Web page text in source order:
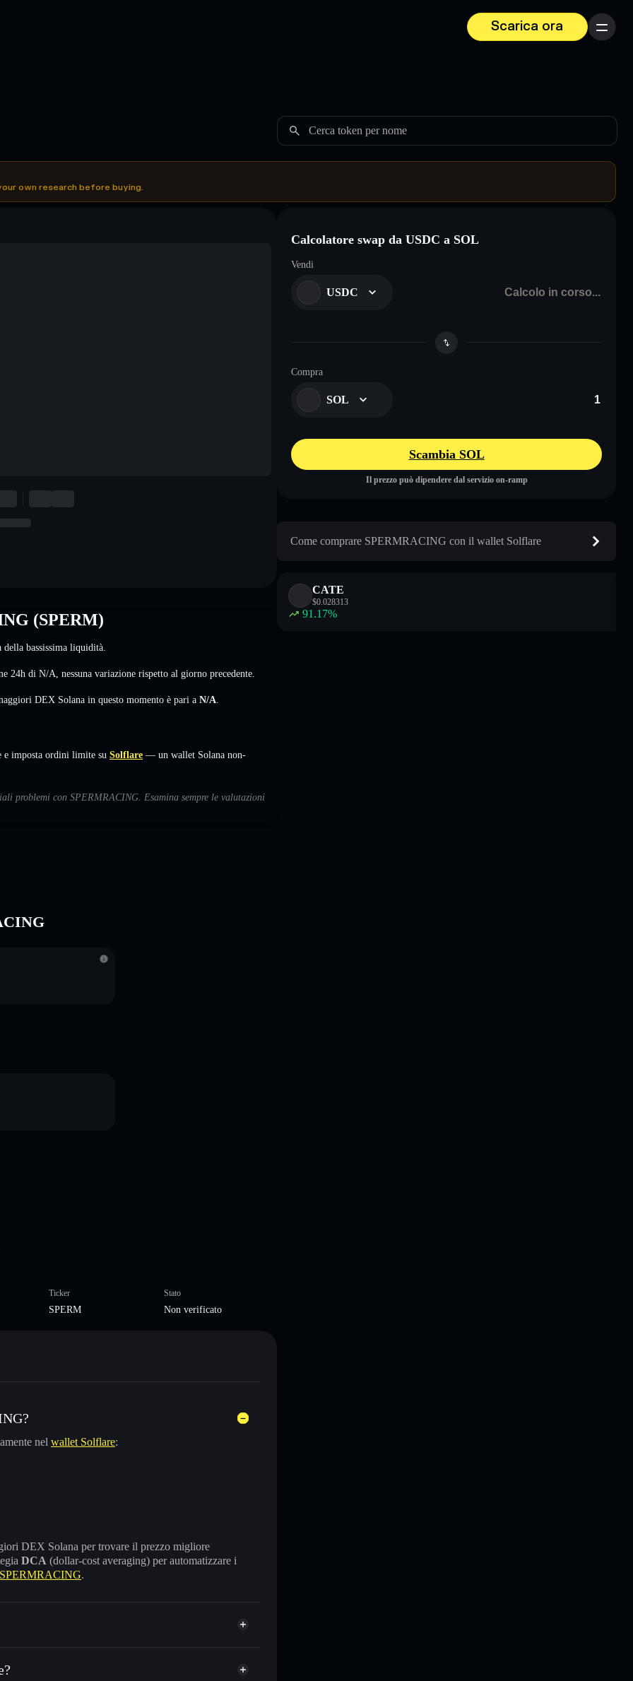
Scarica ora
Menu
Cerca token per nome
own research before buying.
(SPERM)
bassissima liquidità.
24h di N/A nessuna variazione rispetto al giorno precedente.
DEX Solana in questo momento è pari a N/A
e imposta ordini limite su Solflare — un wallet Solana non-
problemi con SPERMRACING. Esamina sempre le valutazioni
Ticker
SPERM
Stato
Non verificato
nel wallet Solflare:
DEX Solana per trovare il prezzo migliore
DCA (dollar-cost averaging) per automatizzare i
.
Calcolatore swap da USDC a SOL
Vendi
USDC
Compra
SOL
Scambia SOL
Il prezzo può dipendere dal servizio on-ramp
Come comprare SPERMRACING con il wallet Solflare
CATE
$0.028313
91.17%